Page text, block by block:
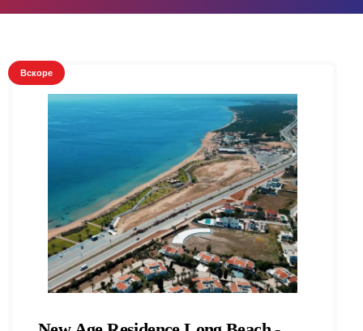
Вскоре